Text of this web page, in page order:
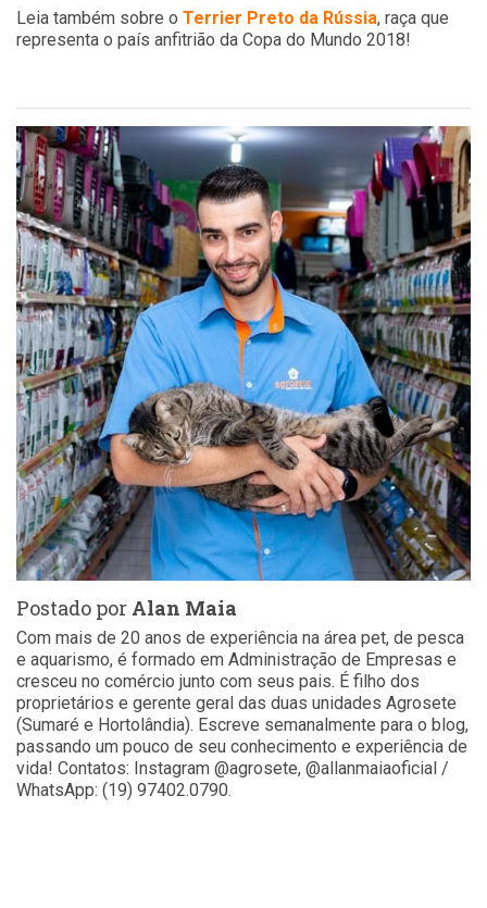
Leia também sobre o Terrier Preto da Rússia, raça que
representa o país anfitrião da Copa do Mundo 2018!
Postado por Alan Maia
Com mais de 20 anos de experiência na área pet, de pesca
e aquarismo, é formado em Administração de Empresas e
cresceu no comércio junto com seus pais. É filho dos
proprietários e gerente geral das duas unidades Agrosete
(Sumaré e Hortolândia). Escreve semanalmente para o blog,
passando um pouco de seu conhecimento e experiência de
vida! Contatos: Instagram @agrosete, @allanmaiaoficial /
WhatsApp: (19) 97402.0790.